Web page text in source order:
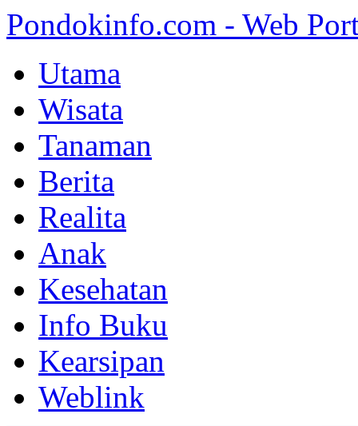
Pondokinfo.com - Web
Utama
Wisata
Tanaman
Berita
Realita
Anak
Kesehatan
Info Buku
Kearsipan
Weblink